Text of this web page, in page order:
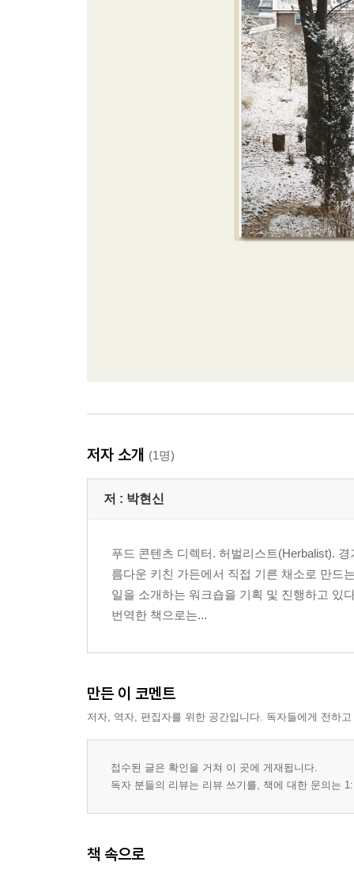
저자 소개 (1명)
저 : 박현신
푸드 콘텐츠 디렉터. 허벌리스트(Herbalist).
름다운 키친 가든에서 직접 기른 채소로 만드
일을 소개하는 워크숍을 기획 및 진행하고 있
번역한 책으로는...
만든 이 코멘트
저자, 역자, 편집자를 위한 공간입니다. 독자들에게 전하
접수된 글은 확인을 거쳐 이 곳에 게재됩니다.
독자 분들의 리뷰는 리뷰 쓰기를, 책에 대한 문의는
책 속으로